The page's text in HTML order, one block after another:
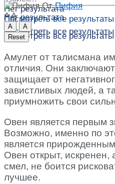
Нет результата
Посмотреть все результаты
Нет результата
Посмотреть все результаты
Посмотреть все результаты
От Пифия
A A
A
A
Reset
Амулет от талисмана
отличия. Они
защищает от
завистливых людей, а
приумножить свои
Овен является первым
Возможно, именно по
является
Овен открыт, искренен,
смел, не боится
лучшее.